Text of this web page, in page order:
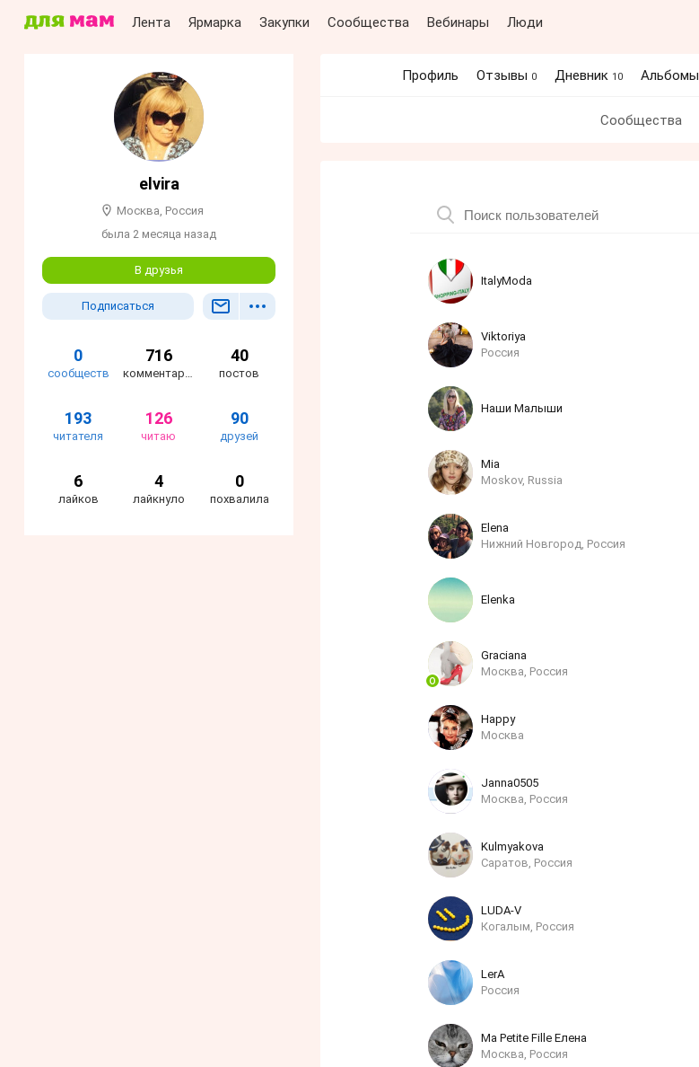
Лента Ярмарка Закупки Сообщества Вебинары Люди
elvira
Москва, Россия
была 2 месяца назад
В друзья
Подписаться
0
сообществ
716
комментариев
40
постов
193
читателя
126
читаю
90
друзей
6
лайков
4
лайкнуло
0
похвалила
Профиль Отзывы 0 Дневник 10 Альбомы
Сообщества
ItalyModa
Viktoriya
Россия
Наши Малыши
Mia
Moskov, Russia
Elena
Нижний Новгород, Россия
Elenka
Grаciаnа
Москва, Россия
Happy
Москва
Janna0505
Москва, Россия
Kulmyakova
Саратов, Россия
LUDA-V
Когалым, Россия
LerA
Россия
Ma Petite Fille Елена
Москва, Россия